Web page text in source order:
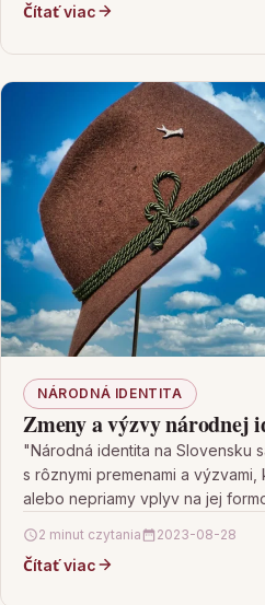
Čítať viac
NÁRODNÁ IDENTITA
Zmeny a výzvy národnej
"Národná identita na Slovensku
s rôznymi premenami a výzvami,
alebo nepriamy vplyv na jej
2 minut czytania 2023-08-28
Čítať viac